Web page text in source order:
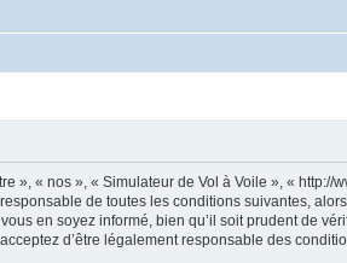
», « nos », « Simulateur de Vol à Voile », « http://
de toutes les conditions suivantes,
en soyez informé, bien qu’il soit prudent de
d’être légalement responsable des